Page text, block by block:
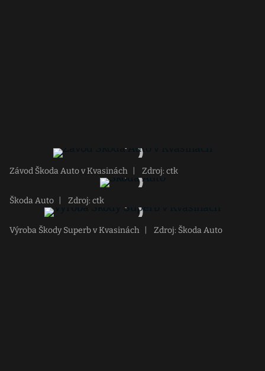
Závod Škoda Auto v Kvasinách Zdroj: ctk
Škoda Auto Zdroj: ctk
Výroba Škody Superb v Kvasinách Zdroj: Škoda Auto